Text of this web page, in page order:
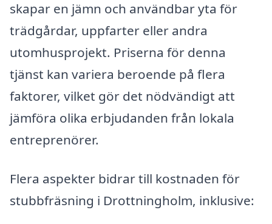
skapar en jämn och användbar yta för
trädgårdar, uppfarter eller andra
utomhusprojekt. Priserna för denna
tjänst kan variera beroende på flera
faktorer, vilket gör det nödvändigt att
jämföra olika erbjudanden från lokala
entreprenörer.
Flera aspekter bidrar till kostnaden för
stubbfräsning i Drottningholm, inklusive: